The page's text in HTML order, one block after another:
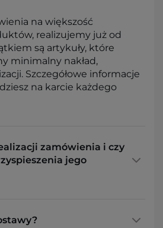
na większość
realizujemy już od
są artykuły, które
minimalny nakład,
Szczegółowe informacje
na karcie każdego
zamówienia i czy
jego